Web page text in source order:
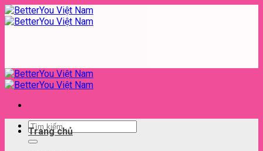
Skip
to
Tìm
kiếm:
Trang chủ